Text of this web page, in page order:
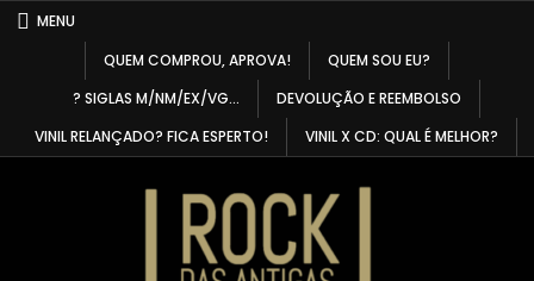
SkipMENU
QUEM COMPROU, APROVA!
QUEM SOU EU?
? SIGLAS M/NM/EX/VG…
DEVOLUÇÃO E REEMBOLSO
VINIL RELANÇADO? FICA ESPERTO!
VINIL X CD: QUAL É MELHOR?